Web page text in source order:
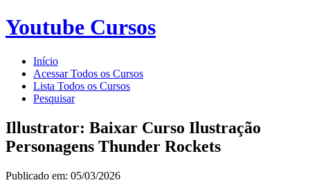
Youtube Cursos
Início
Acessar Todos os Cursos
Lista Todos os Cursos
Pesquisar
Illustrator: Baixar Curso Ilustração
Personagens Thunder Rockets
Publicado em: 05/03/2026